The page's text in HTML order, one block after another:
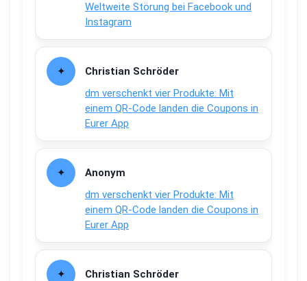
Weltweite Störung bei Facebook und
Instagram
Christian Schröder
dm verschenkt vier Produkte: Mit
einem QR-Code landen die Coupons in
Eurer App
Anonym
dm verschenkt vier Produkte: Mit
einem QR-Code landen die Coupons in
Eurer App
Christian Schröder